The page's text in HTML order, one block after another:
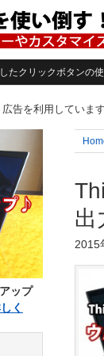
たクリックボタンの
告を利用しています
出
2015
ップ
く